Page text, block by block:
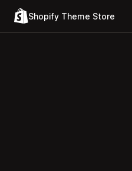
Shopify Theme Store